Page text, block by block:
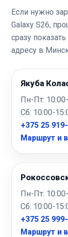
Если нужно
Galaxy S26,
сразу
адресу в
Якуба
Пн-Пт:
Сб: 10:00-
+375 25
Маршрут и
Пн-Пт:
Сб: 10:00-
+375 25
Маршрут и